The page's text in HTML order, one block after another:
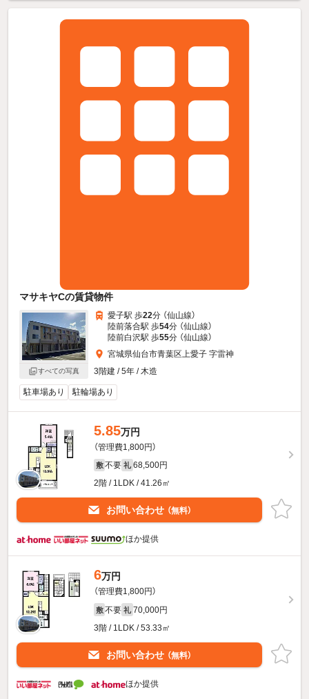
マサキヤCの賃貸物件
すべての写真
愛子駅 歩22分 （仙山線）
陸前落合駅 歩54分 （仙山線）
陸前白沢駅 歩55分 （仙山線）
宮城県仙台市青葉区上愛子 字雷神
3階建 / 5年 / 木造
駐車場あり 駐輪場あり
5.85万円
（管理費1,800円）
敷 不要 礼 68,500円
2階 / 1LDK / 41.26㎡
お問い合わせ （無料）
ほか提供
6万円
（管理費1,800円）
敷 不要 礼 70,000円
3階 / 1LDK / 53.33㎡
お問い合わせ （無料）
ほか提供